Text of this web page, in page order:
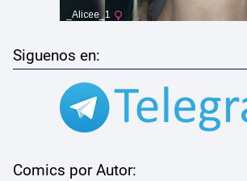
Siguenos en:
Comics por Autor: